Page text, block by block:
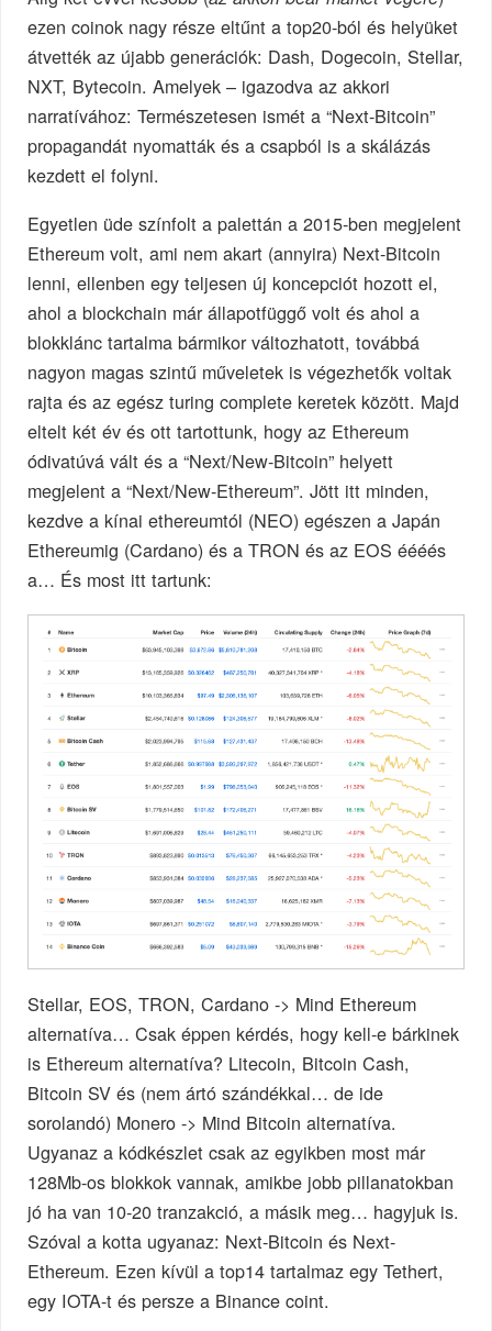
ezen coinok nagy része eltűnt a top20-ból és helyüket
átvették az újabb generációk: Dash, Dogecoin, Stellar,
NXT, Bytecoin. Amelyek – igazodva az akkori
narratívához: Természetesen ismét a “Next-Bitcoin”
propagandát nyomatták és a csapból is a skálázás
kezdett el folyni.
Egyetlen üde színfolt a palettán a 2015-ben megjelent
Ethereum volt, ami nem akart (annyira) Next-Bitcoin
lenni, ellenben egy teljesen új koncepciót hozott el,
ahol a blockchain már állapotfüggő volt és ahol a
blokklánc tartalma bármikor változhatott, továbbá
nagyon magas szintű műveletek is végezhetők voltak
rajta és az egész turing complete keretek között. Majd
eltelt két év és ott tartottunk, hogy az Ethereum
ódivatúvá vált és a “Next/New-Bitcoin” helyett
megjelent a “Next/New-Ethereum”. Jött itt minden,
kezdve a kínai ethereumtól (NEO) egészen a Japán
Ethereumig (Cardano) és a TRON és az EOS éééés
a… És most itt tartunk:
Stellar, EOS, TRON, Cardano -> Mind Ethereum
alternatíva… Csak éppen kérdés, hogy kell-e bárkinek
is Ethereum alternatíva? Litecoin, Bitcoin Cash,
Bitcoin SV és (nem ártó szándékkal… de ide
sorolandó) Monero -> Mind Bitcoin alternatíva.
Ugyanaz a kódkészlet csak az egyikben most már
128Mb-os blokkok vannak, amikbe jobb pillanatokban
jó ha van 10-20 tranzakció, a másik meg… hagyjuk is.
Szóval a kotta ugyanaz: Next-Bitcoin és Next-
Ethereum. Ezen kívül a top14 tartalmaz egy Tethert,
egy IOTA-t és persze a Binance coint.